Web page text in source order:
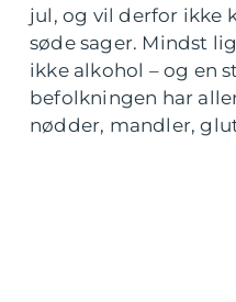
jul, og vil derfor ikke
søde sager. Mindst
ikke alkohol – og en
befolkningen har
nødder, mandler,